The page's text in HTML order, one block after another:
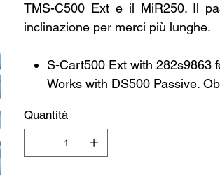
TMS-C500 Ext e il MiR250. Il
inclinazione per merci più lunghe.
S-Cart500 Ext with 282s9863
Works with DS500 Passive.
Quantità